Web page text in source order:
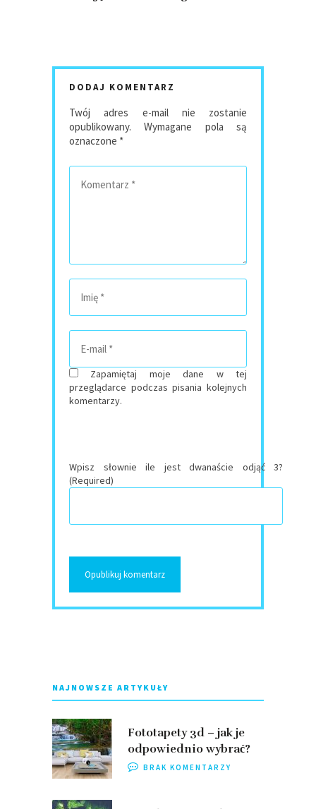
DODAJ KOMENTARZ
Twój adres e-mail nie zostanie
opublikowany.
Wymagane pola są
oznaczone *
Zapamiętaj moje dane w tej
przeglądarce podczas pisania kolejnych
komentarzy.
Wpisz słownie ile jest dwanaście odjąć 3?
(Required)
NAJNOWSZE ARTYKUŁY
Fototapety 3d – jak je
odpowiednio wybrać?
BRAK KOMENTARZY